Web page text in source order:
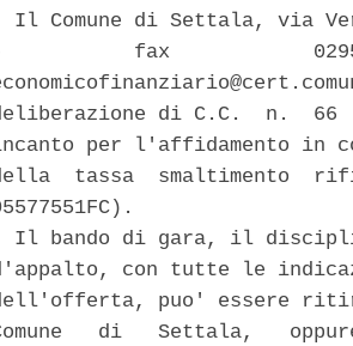
Il Comune di Settala, via
fax
di C.C.  n.  66
per l'affidamento in
tassa  smaltimento
Il bando di gara, il
con tutte le
puo' essere
di   Settala,